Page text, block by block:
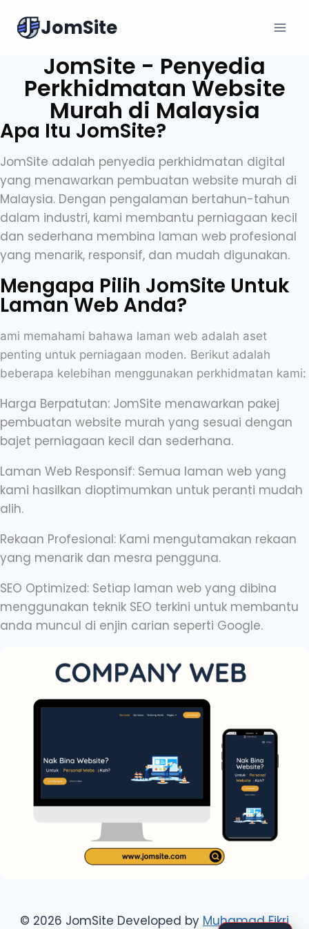
JomSite
JomSite - Penyedia
Perkhidmatan Website
Murah di Malaysia
Apa Itu JomSite?
JomSite adalah penyedia perkhidmatan digital
yang menawarkan pembuatan website murah di
Malaysia. Dengan pengalaman bertahun-tahun
dalam industri, kami membantu perniagaan kecil
dan sederhana membina laman web profesional
yang menarik, responsif, dan mudah digunakan.
Mengapa Pilih JomSite Untuk
Laman Web Anda?
ami memahami bahawa laman web adalah aset
penting untuk perniagaan moden. Berikut adalah
beberapa kelebihan menggunakan perkhidmatan kami:
Harga Berpatutan: JomSite menawarkan pakej
pembuatan website murah yang sesuai dengan
bajet perniagaan kecil dan sederhana.
Laman Web Responsif: Semua laman web yang
kami hasilkan dioptimumkan untuk peranti mudah
alih.
Rekaan Profesional: Kami mengutamakan rekaan
yang menarik dan mesra pengguna.
SEO Optimized: Setiap laman web yang dibina
menggunakan teknik SEO terkini untuk membantu
anda muncul di enjin carian seperti Google.
© 2026 JomSite Developed by Muhamad Fikri